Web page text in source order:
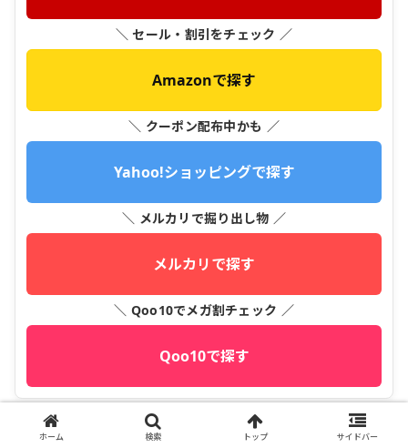
＼ セール・割引をチェック ／
Amazonで探す
＼ クーポン配布中かも ／
Yahoo!ショッピングで探す
＼ メルカリで掘り出し物 ／
メルカリで探す
＼ Qoo10でメガ割チェック ／
Qoo10で探す
ホーム 検索 トップ サイドバー